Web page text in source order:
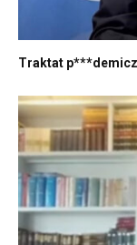
Traktat